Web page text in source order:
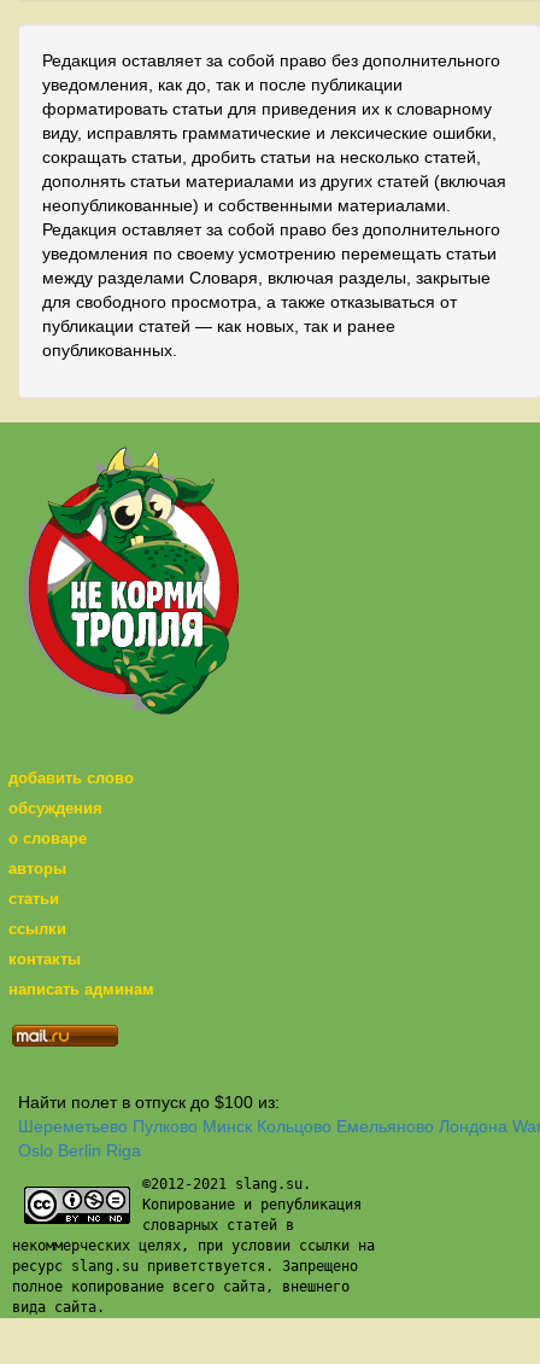
Редакция оставляет за собой право без дополнительного
уведомления, как до, так и после публикации
форматировать статьи для приведения их к словарному
виду, исправлять грамматические и лексические ошибки,
сокращать статьи, дробить статьи на несколько статей,
дополнять статьи материалами из других статей (включая
неопубликованные) и собственными материалами.
Редакция оставляет за собой право без дополнительного
уведомления по своему усмотрению перемещать статьи
между разделами Словаря, включая разделы, закрытые
для свободного просмотра, а также отказываться от
публикации статей — как новых, так и ранее
опубликованных.
добавить слово
обсуждения
о словаре
авторы
статьи
ссылки
контакты
написать админам
Найти полет в отпуск до $100 из:
Шереметьево Пулково Минск Кольцово Емельяново Лондона
Oslo Berlin Riga
©2012-2021 slang.su.
Копирование и републикация
словарных статей в
некоммерческих целях, при условии ссылки на
ресурс slang.su приветствуется. Запрещено
полное копирование всего сайта, внешнего
вида сайта.